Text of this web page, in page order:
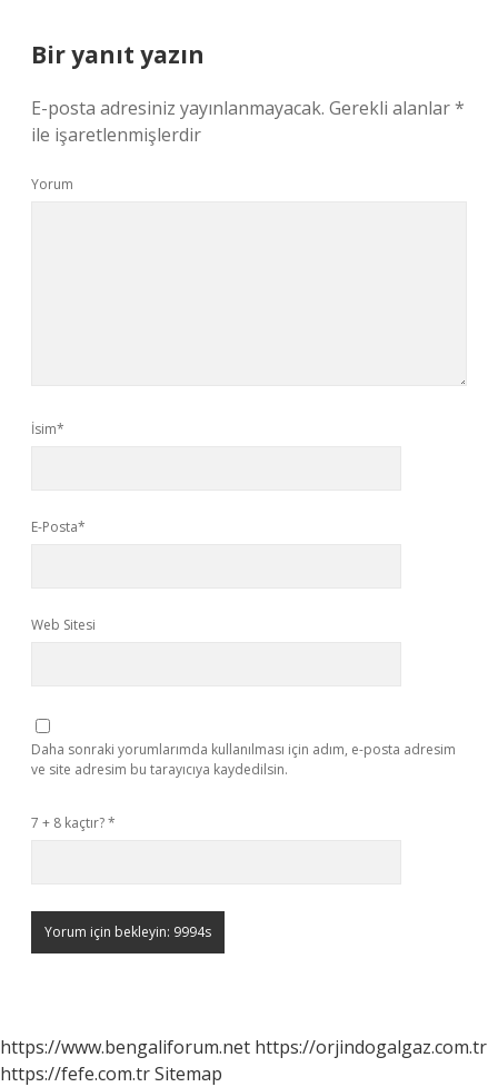
Bir yanıt yazın
E-posta adresiniz yayınlanmayacak. Gerekli alanlar*
ile işaretlenmişlerdir
Yorum
İsim*
E-Posta*
Web Sitesi
Daha sonraki yorumlarımda kullanılması için adım, e-posta adresim
ve site adresim bu tarayıcıya kaydedilsin.
7 + 8 kaçtır?*
https://www.bengaliforum.net https://orjindogalgaz.com.tr
https://fefe.com.trSitemap